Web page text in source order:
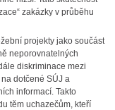
zakázky v průběhu
projekty jako součást
neporovnatelných
diskriminace mezi
dotčené SÚJ a
informací. Takto
těm uchazečům, kteří